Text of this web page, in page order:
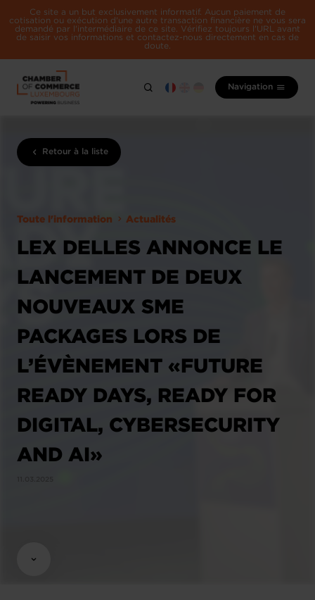
Ce site a un but exclusivement informatif. Aucun paiement de
cotisation ou exécution d'une autre transaction financière ne vous sera
demandé par l'intermédiaire de ce site. Vérifiez toujours l'URL avant
de saisir vos informations et contactez-nous directement en cas de
doute.
Navigation
Retour à la liste
Toute l'information Actualités
LEX DELLES ANNONCE LE
LANCEMENT DE DEUX
NOUVEAUX SME
PACKAGES LORS DE
L’ÉVÈNEMENT «FUTURE
READY DAYS, READY FOR
DIGITAL, CYBERSECURITY
AND AI»